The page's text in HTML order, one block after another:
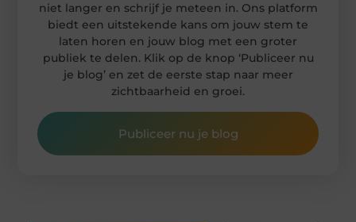
niet langer en schrijf je meteen in. Ons platform
biedt een uitstekende kans om jouw stem te
laten horen en jouw blog met een groter
publiek te delen. Klik op de knop ‘Publiceer nu
je blog’ en zet de eerste stap naar meer
zichtbaarheid en groei.
Publiceer nu je blog